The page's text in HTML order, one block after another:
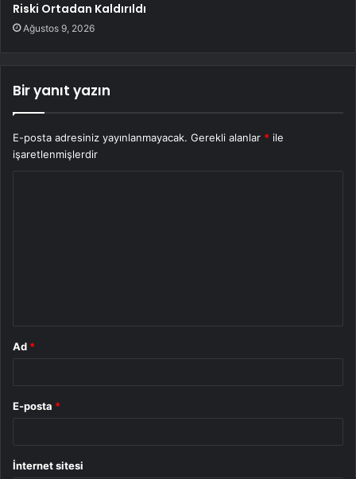
Riski Ortadan Kaldırıldı
Ağustos 9, 2026
Bir yanıt yazın
E-posta adresiniz yayınlanmayacak. Gerekli alanlar * ile
işaretlenmişlerdir
Ad *
E-posta *
İnternet sitesi